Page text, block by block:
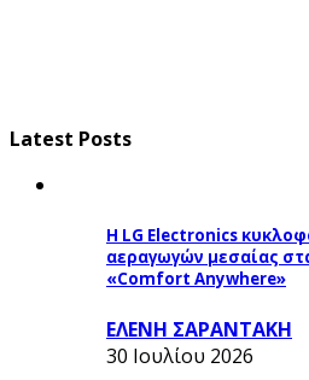
Latest Posts
Η LG Electronics
αεραγωγών μεσαίας
«Comfort Anywhere»
ΕΛΕΝΗ ΣΑΡΑΝΤΑΚΗ
30 Ιουλίου 2026